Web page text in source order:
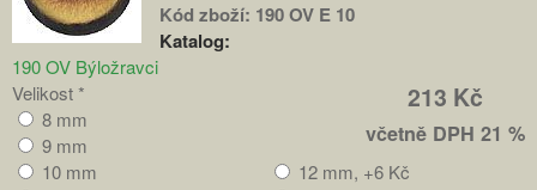
Kód zboží: 190 OV E 10
Katalog:
190 OV Býložravci
213 Kč
včetně DPH 21 %
Velikost*
8 mm
9 mm
10 mm
12 mm, +6 Kč